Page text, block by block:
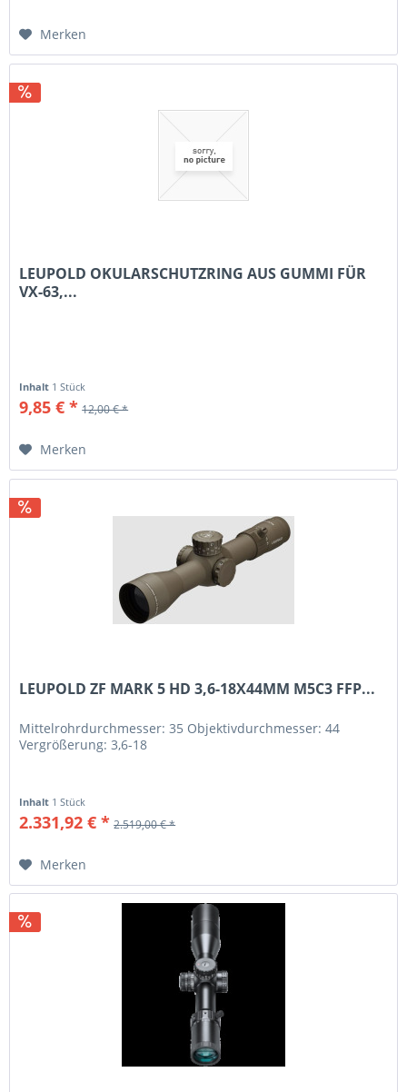
Merken
LEUPOLD OKULARSCHUTZRING AUS GUMMI FÜR
VX-63,...
Inhalt 1 Stück
9,85 € * 12,00 € *
Merken
LEUPOLD ZF MARK 5 HD 3,6-18X44MM M5C3 FFP...
Mittelrohrdurchmesser: 35 Objektivdurchmesser: 44
Vergrößerung: 3,6-18
Inhalt 1 Stück
2.331,92 € * 2.519,00 € *
Merken